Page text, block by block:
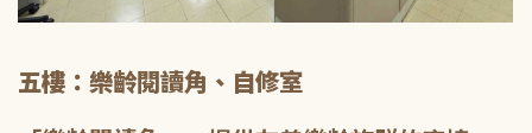
五樓：樂齡閱讀角、自修室